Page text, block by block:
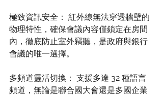
極致資訊安全： 紅外線無法穿透牆壁的
物理特性，確保會議內容僅鎖定在房間
內，徹底防止室外竊聽，是政府與銀行
會議的唯一選擇。
多頻道靈活切換： 支援多達 32 種語言
頻道，無論是聯合國大會還是多國企業